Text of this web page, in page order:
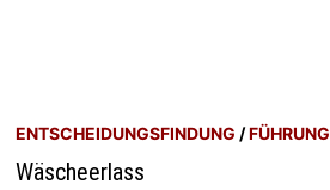
ENTSCHEIDUNGSFINDUNG /FÜHRUNG
Wäscheerlass